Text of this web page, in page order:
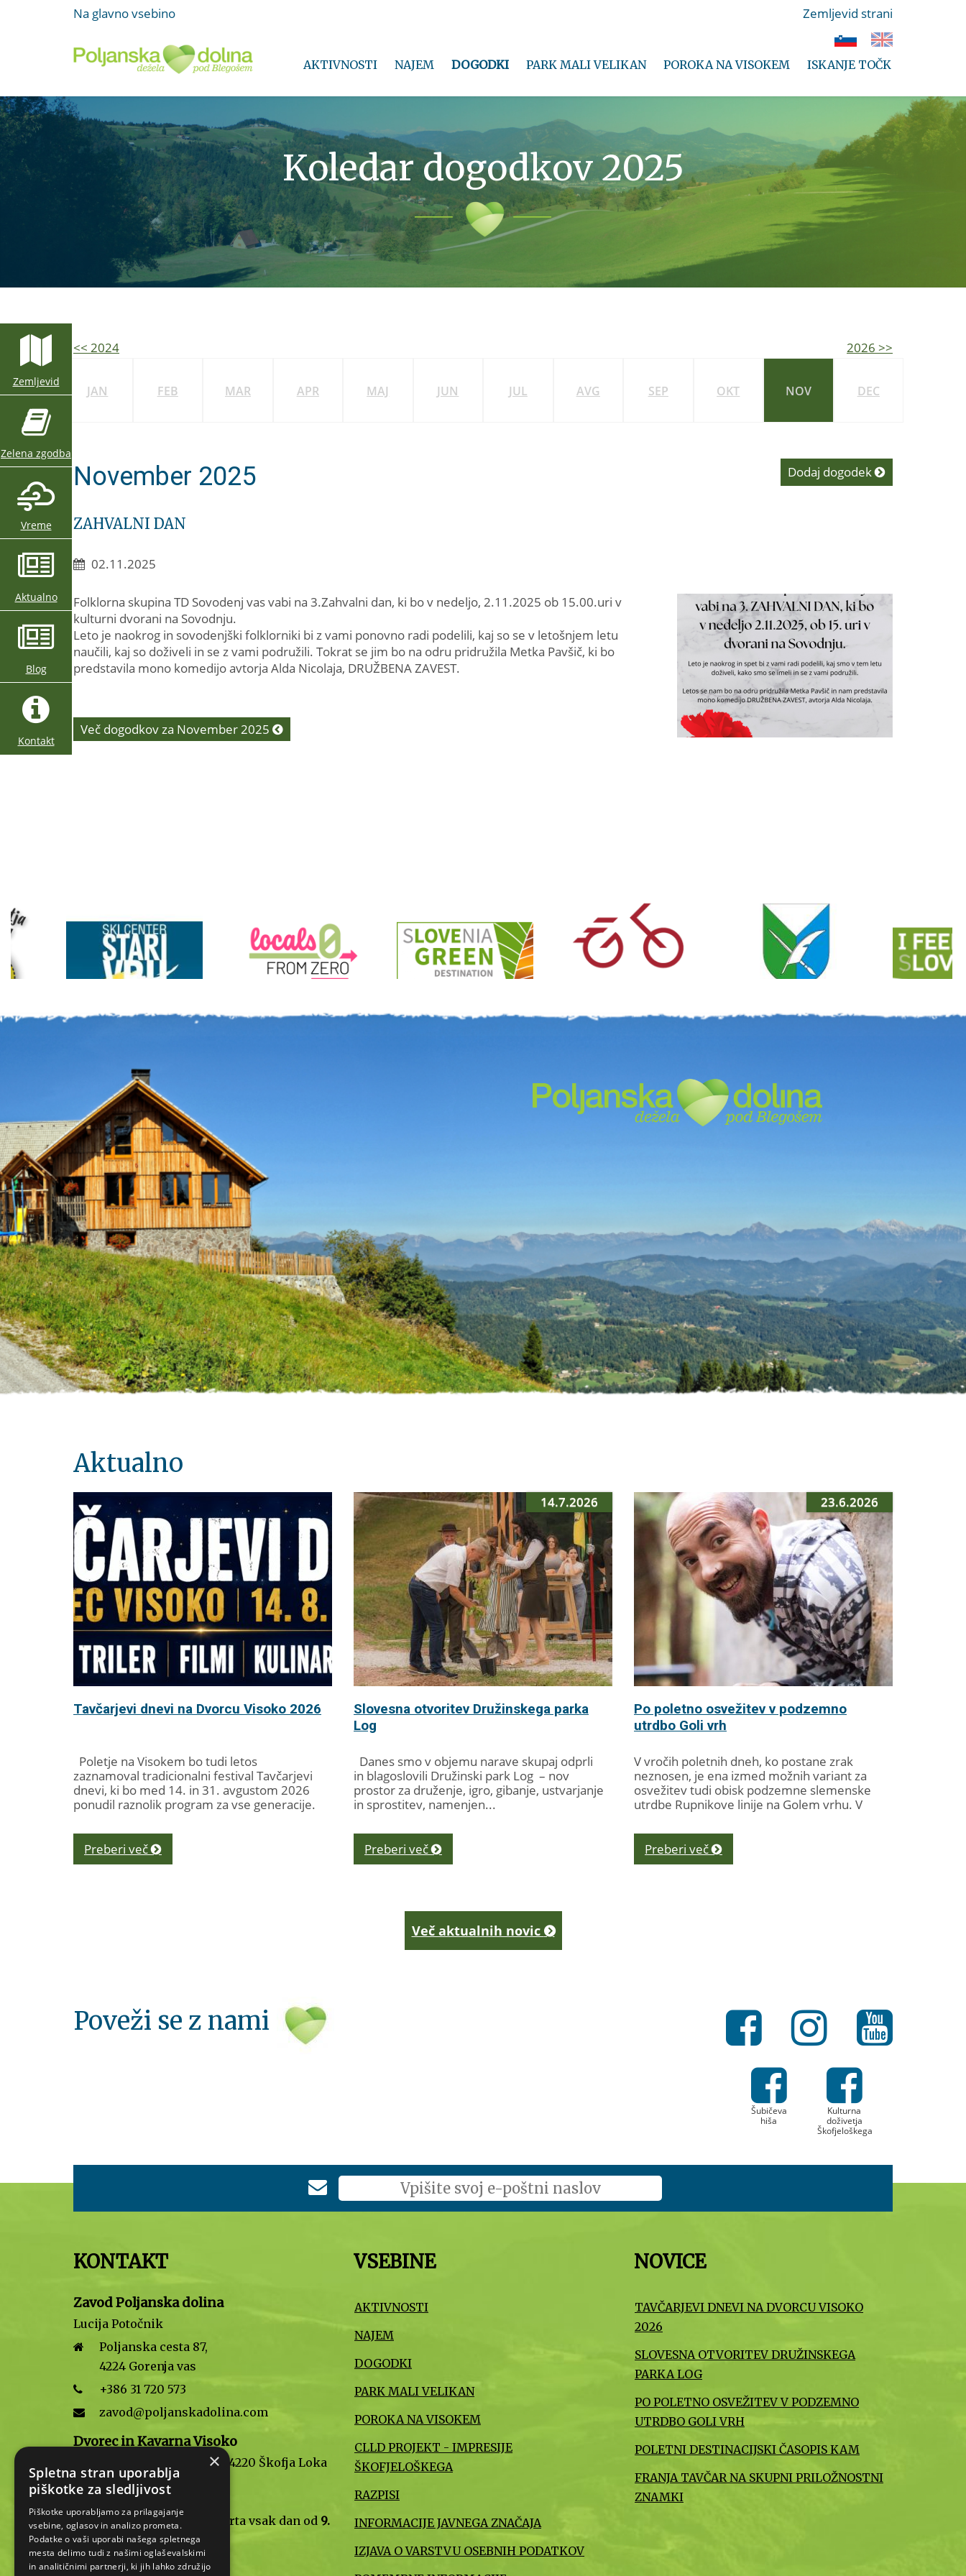
Na glavno vsebino Zemljevid strani
AKTIVNOSTI NAJEM DOGODKI PARK MALI VELIKAN POROKA NA VISOKEM ISKANJE TOČK
Koledar dogodkov 2025
Zemljevid
Zelena zgodba
Vreme
Aktualno
Blog
Kontakt
<< 2024 2026 >>
JAN FEB MAR APR MAJ JUN JUL AVG SEP OKT NOV DEC
November 2025 Dodaj dogodek
ZAHVALNI DAN
02.11.2025
Folklorna skupina TD Sovodenj vas vabi na 3.Zahvalni dan, ki bo v nedeljo, 2.11.2025 ob 15.00.uri v
kulturni dvorani na Sovodnju.
Leto je naokrog in sovodenjški folklorniki bi z vami ponovno radi podelili, kaj so se v letošnjem letu
naučili, kaj so doživeli in se z vami podružili. Tokrat se jim bo na odru pridružila Metka Pavšič, ki bo
predstavila mono komedijo avtorja Alda Nicolaja, DRUŽBENA ZAVEST.
Več dogodkov za November 2025
Aktualno
Tavčarjevi dnevi na Dvorcu Visoko 2026
Poletje na Visokem bo tudi letos
zaznamoval tradicionalni festival Tavčarjevi
dnevi, ki bo med 14. in 31. avgustom 2026
ponudil raznolik program za vse generacije.
Preberi več
14.7.2026
Slovesna otvoritev Družinskega parka
Log
Danes smo v objemu narave skupaj odprli
in blagoslovili Družinski park Log – nov
prostor za druženje, igro, gibanje, ustvarjanje
in sprostitev, namenjen...
Preberi več
23.6.2026
Po poletno osvežitev v podzemno
utrdbo Goli vrh
V vročih poletnih dneh, ko postane zrak
neznosen, je ena izmed možnih variant za
osvežitev tudi obisk podzemne slemenske
utrdbe Rupnikove linije na Golem vrhu. V
Preberi več
Več aktualnih novic
Poveži se z nami
Kulturna
doživetja
Škofjeloškega
Šubičeva
hiša
KONTAKT
Zavod Poljanska dolina
Lucija Potočnik
Poljanska cesta 87,
4224 Gorenja vas
+386 31 720 573
zavod@poljanskadolina.com
Dvorec in Kavarna Visoko
Visoko pri Poljanah 1, 4220 Škofja Loka
+386 30 489 177
Kavarna Visoko je odprta vsak dan od 9.
do 20. ure.
VSEBINE
AKTIVNOSTI
NAJEM
DOGODKI
PARK MALI VELIKAN
POROKA NA VISOKEM
CLLD PROJEKT - IMPRESIJE
ŠKOFJELOŠKEGA
RAZPISI
INFORMACIJE JAVNEGA ZNAČAJA
IZJAVA O VARSTVU OSEBNIH PODATKOV
NOVICE
TAVČARJEVI DNEVI NA DVORCU VISOKO
2026
SLOVESNA OTVORITEV DRUŽINSKEGA
PARKA LOG
PO POLETNO OSVEŽITEV V PODZEMNO
UTRDBO GOLI VRH
POLETNI DESTINACIJSKI ČASOPIS KAM
FRANJA TAVČAR NA SKUPNI PRILOŽNOSTNI
ZNAMKI
×
Spletna stran uporablja
piškotke za sledljivost
Piškotke uporabljamo za prilagajanje
vsebine, oglasov in analizo prometa.
Podatke o vaši uporabi našega spletnega
mesta delimo tudi z našimi oglaševalskimi
in analitičnimi partnerji, ki jih lahko združijo